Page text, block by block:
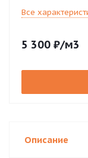
Все
5 300 ₽/м3
Описание